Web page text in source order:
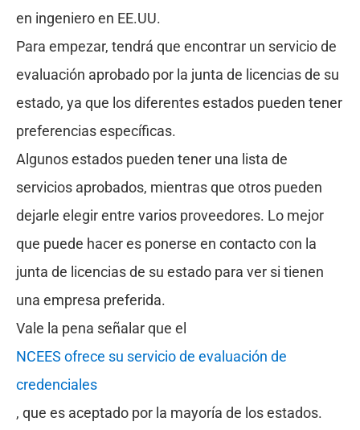
en ingeniero en EE.UU.
Para empezar, tendrá que encontrar un servicio de
evaluación aprobado por la junta de licencias de su
estado, ya que los diferentes estados pueden tener
preferencias específicas.
Algunos estados pueden tener una lista de
servicios aprobados, mientras que otros pueden
dejarle elegir entre varios proveedores. Lo mejor
que puede hacer es ponerse en contacto con la
junta de licencias de su estado para ver si tienen
una empresa preferida.
Vale la pena señalar que el
NCEES ofrece su servicio de evaluación de
credenciales
, que es aceptado por la mayoría de los estados.